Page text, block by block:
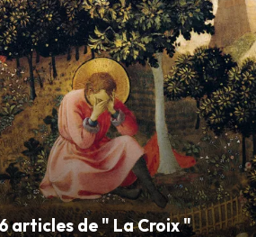
articles de " La Croix "